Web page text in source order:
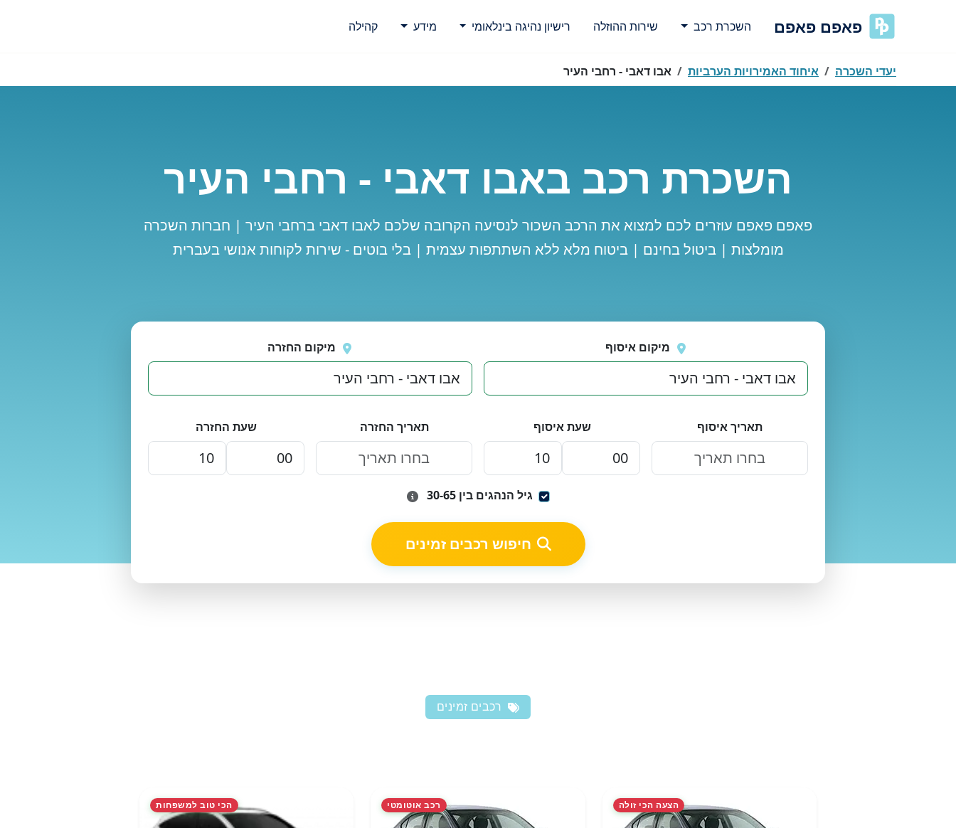
פאפם פאפם השכרת רכב שירות ההוזלה רישיון נהיגה בינלאומי מידע קהילה
יעדי השכרה איחוד האמירויות הערביות אבו דאבי - רחבי העיר
השכרת רכב באבו דאבי - רחבי העיר
פאפם פאפם עוזרים לכם למצוא את הרכב השכור לנסיעה הקרובה שלכם לאבו דאבי ברחבי העיר | חברות השכרה
מומלצות | ביטול בחינם | ביטוח מלא ללא השתתפות עצמית | בלי בוטים - שירות לקוחות אנושי בעברית
מיקום איסוף מיקום החזרה
תאריך איסוף שעת איסוף תאריך החזרה שעת החזרה
גיל הנהגים בין 30-65
חיפוש רכבים זמינים
רכבים זמינים
הצעה הכי זולה רכב אוטומטי הכי טוב למשפחות